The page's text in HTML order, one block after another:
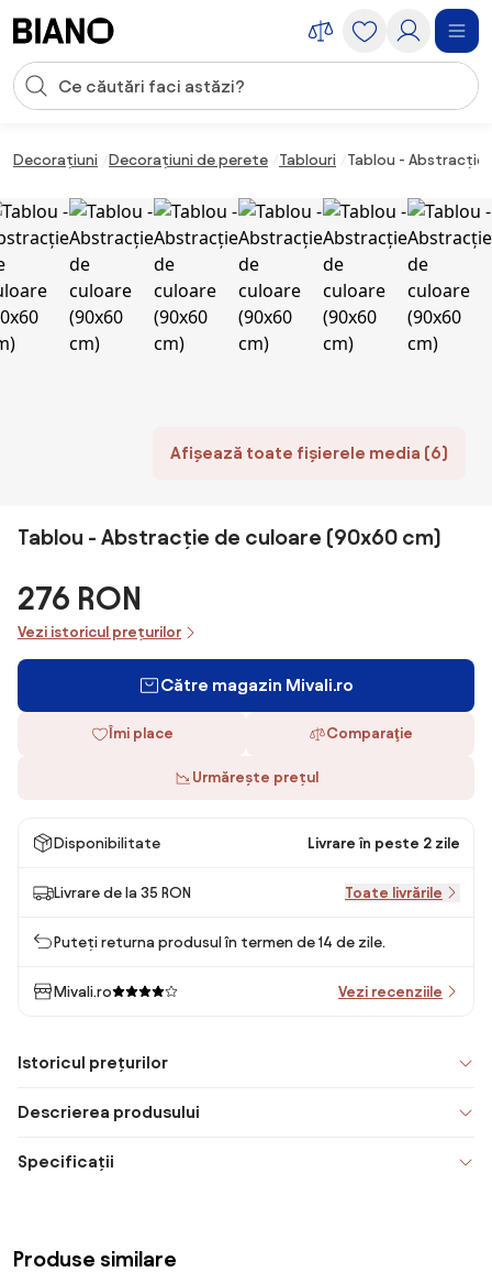
Introducerea căutării
Decorațiuni Decorațiuni de perete Tablouri Tablou - Abstracție
Afișează toate fișierele media (6)
Tablou - Abstracție de culoare (90x60 cm)
276 RON
Vezi istoricul prețurilor
Către magazin Mivali.ro
Îmi place Comparaţie
Urmărește prețul
Disponibilitate Livrare în peste 2 zile
Livrare de la 35 RON Toate livrările
Puteți returna produsul în termen de 14 de zile.
Mivali.ro Vezi recenziile
Istoricul prețurilor
Descrierea produsului
Specificații
Produse similare